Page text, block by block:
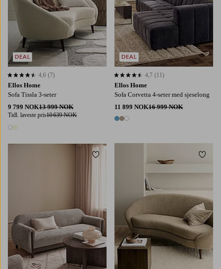
Ellos Home
Sofa Tissla 3-seter
9 799 NOK13 999 NOK
Tidl. laveste pris10 639 NOK
2 farger
4,6 basert på 7 karaktergivninger
4,6 (7)
DEAL
Ellos Home
Sofa Corvetta 4-seter med sjeselong
11 899 NOK16 999 NOK
3 farger
4,7 basert på 11 karaktergivninger
4,7 (11)
DEAL
Legg til favoritter